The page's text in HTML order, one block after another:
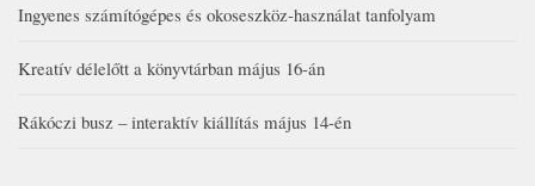
Ingyenes számítógépes és okoseszköz-használat tanfolyam
Kreatív délelőtt a könyvtárban május 16-án
Rákóczi busz – interaktív kiállítás május 14-én